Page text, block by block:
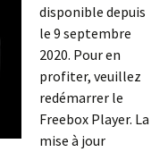
disponible depuis
le 9 septembre
2020. Pour en
profiter, veuillez
redémarrer le
Freebox Player. La
mise à jour